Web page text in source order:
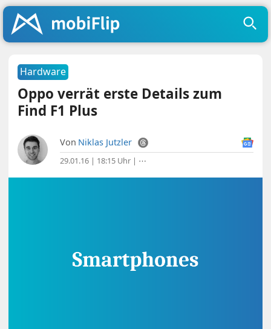
Hardware
Oppo verrät erste Details zum
Find F1 Plus
Von Niklas Jutzler
29.01.16 | 18:15 Uhr | ⋯